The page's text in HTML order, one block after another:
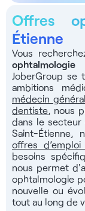
Vous exercerez
avec une équipe
généralistes,
vous garantit un
liberté sur la
l’accès au
toute tâche
moderne, située
de 2800 m² et
santé. Elle
médecins
dentistes.
confort
rémunération
brut mensuel,
poste - Statut
Offres
Étienne
Vous
JoberGroup se
ambitions
médecin
dentiste, nous
dans le secteur
Saint-Étienne,
offres
besoins
nous permet
ophtalmologie
nouvelle ou
tout au long de